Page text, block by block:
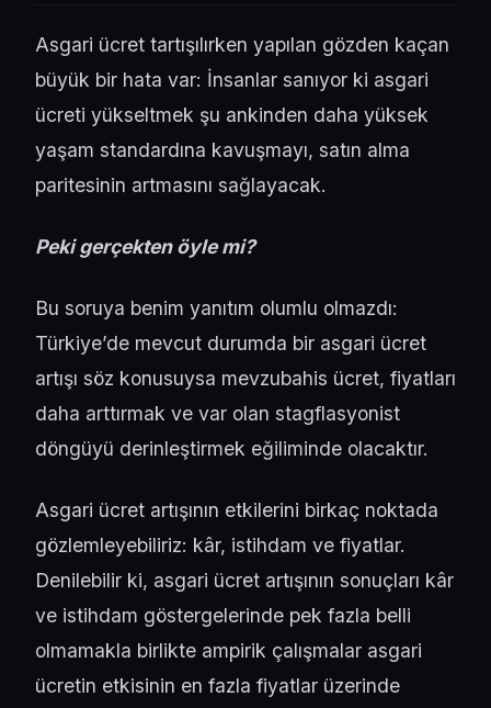
Asgari ücret tartışılırken yapılan gözden kaçan
büyük bir hata var: İnsanlar sanıyor ki asgari
ücreti yükseltmek şu ankinden daha yüksek
yaşam standardına kavuşmayı, satın alma
paritesinin artmasını sağlayacak.
Peki gerçekten öyle mi?
Bu soruya benim yanıtım olumlu olmazdı:
Türkiye’de mevcut durumda bir asgari ücret
artışı söz konusuysa mevzubahis ücret, fiyatları
daha arttırmak ve var olan stagflasyonist
döngüyü derinleştirmek eğiliminde olacaktır.
Asgari ücret artışının etkilerini birkaç noktada
gözlemleyebiliriz: kâr, istihdam ve fiyatlar.
Denilebilir ki, asgari ücret artışının sonuçları kâr
ve istihdam göstergelerinde pek fazla belli
olmamakla birlikte ampirik çalışmalar asgari
ücretin etkisinin en fazla fiyatlar üzerinde